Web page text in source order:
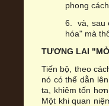
phong
6. và, sau
hóa" mà
TƯƠNG LAI
Tiến bộ, theo
nó có thể dẫn
ta, khiêm tốn
Một khi quan